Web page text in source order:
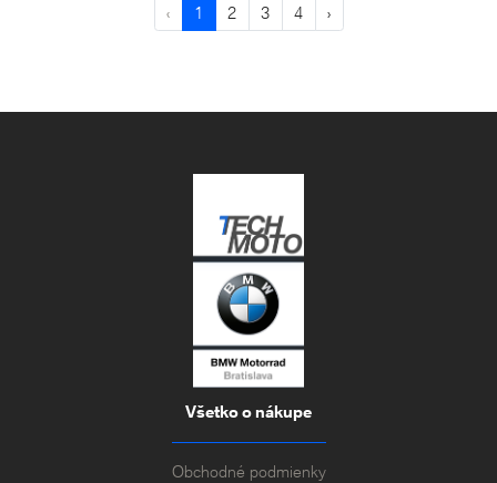
‹ 1 2 3 4 ›
Všetko o nákupe
Obchodné podmienky